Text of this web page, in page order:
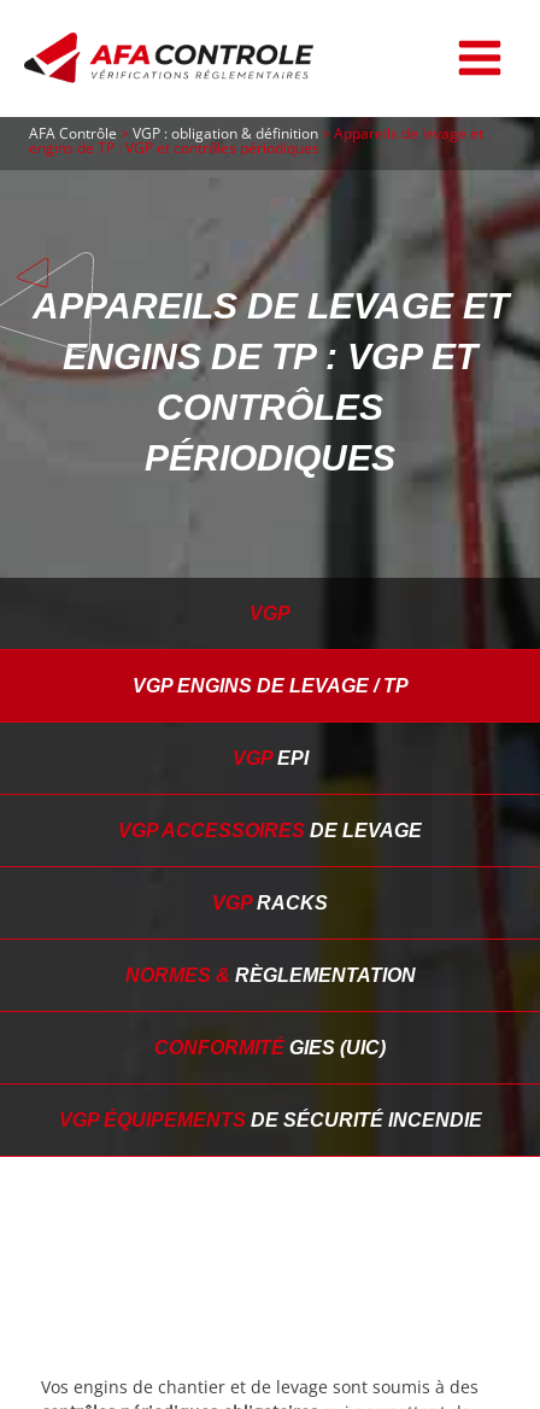
contenu
AFA Contrôle > VGP : obligation & définition> Appareils de levage et
engins de TP : VGP et contrôles périodiques
APPAREILS DE LEVAGE ET
ENGINS DE TP : VGP ET
CONTRÔLES
PÉRIODIQUES
VGP
VGP ENGINS DE LEVAGE / TP
VGPEPI
VGP ACCESSOIRES DE LEVAGE
VGPRACKS
NORMES & RÈGLEMENTATION
CONFORMITÉ GIES (UIC)
VGP ÉQUIPEMENTSDE SÉCURITÉ INCENDIE
Vos engins de chantier et de levage sont soumis à des